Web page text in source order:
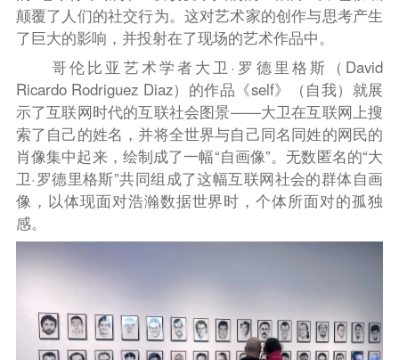
颠覆了人们的社交行为。这对艺术家的创作与思考产生
了巨大的影响，并投射在了现场的艺术作品中。
哥伦比亚艺术学者大卫·罗德里格斯（David
Ricardo Rodriguez Diaz）的作品《self》（自我）就展
示了互联网时代的互联社会图景——大卫在互联网上搜
索了自己的姓名，并将全世界与自己同名同姓的网民的
肖像集中起来，绘制成了一幅“自画像”。无数匿名的“大
卫·罗德里格斯”共同组成了这幅互联网社会的群体自画
像，以体现面对浩瀚数据世界时，个体所面对的孤独
感。